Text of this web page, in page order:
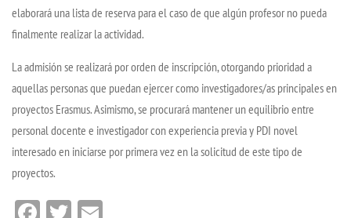
elaborará una lista de reserva para el caso de que algún profesor no pueda
finalmente realizar la actividad.
La admisión se realizará por orden de inscripción, otorgando prioridad a
aquellas personas que puedan ejercer como investigadores/as principales en
proyectos Erasmus. Asimismo, se procurará mantener un equilibrio entre
personal docente e investigador con experiencia previa y PDI novel
interesado en iniciarse por primera vez en la solicitud de este tipo de
proyectos.
Facebook
Twitter